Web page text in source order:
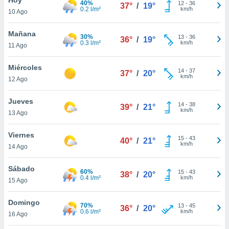
en
más
nuestra
de
cookies
aceptar
10 Ago
40%
0.2 l/m²
37° / 19° 12- 36
km/h
Mañana
11 Ago
30%
0.3 l/m²
36° / 19° 13- 36
km/h
Miércoles
12 Ago
37° / 20° 14- 37
km/h
Jueves
13 Ago
39° / 21° 14- 38
km/h
Viernes
14 Ago
40° / 21° 15- 43
km/h
Sábado
15 Ago
60%
0.4 l/m²
38° / 20° 15- 43
km/h
Domingo
16 Ago
70%
0.6 l/m²
36° / 20° 13- 45
km/h